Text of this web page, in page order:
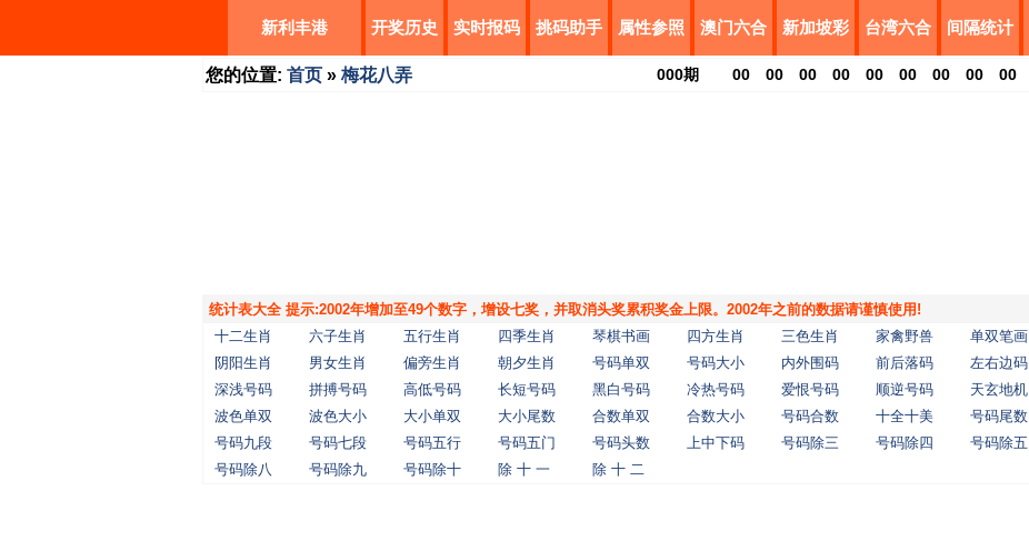
新利丰港 开奖历史 实时报码 挑码助手 属性参照 澳门六合 新加坡彩 台湾六合 间隔统计
您的位置: 首页 » 梅花八弄 000期 00 00 00 00 00 00 00 00 00
统计表大全 提示:2002年增加至49个数字，增设七奖，并取消头奖累积奖金上限。2002年之前的数据请谨慎使用!
十二生肖
六子生肖 五行生肖 四季生肖 琴棋书画 四方生肖 三色生肖 家禽野兽 单双笔画
阴阳生肖
男女生肖 偏旁生肖 朝夕生肖 号码单双 号码大小 内外围码 前后落码 左右边码
深浅号码
拼搏号码 高低号码 长短号码 黑白号码 冷热号码 爱恨号码 顺逆号码 天玄地机
波色单双
波色大小 大小单双 大小尾数 合数单双 合数大小 号码合数 十全十美 号码尾数
号码九段
号码七段 号码五行 号码五门 号码头数 上中下码 号码除三 号码除四 号码除五
号码除八
号码除九 号码除十 除 十 一 除 十 二